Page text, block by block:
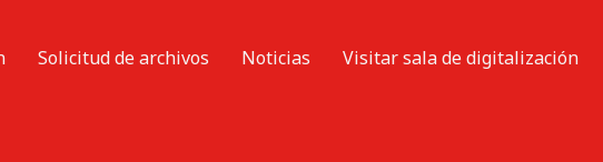
Solicitud de archivos Noticias
Visitar sala de digitalización